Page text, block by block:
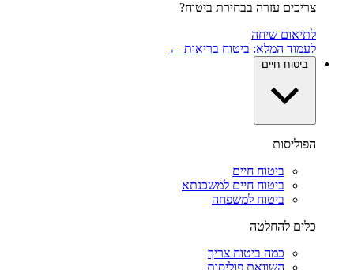
צריכים עזרה בבחירת ביטוח?
לתיאום שיחה
לעמוד המלא: ביטוח בריאות ←
ביטוח חיים
הפוליסות
ביטוח חיים
ביטוח חיים למשכנתא
ביטוח למשפחה
כלים להחלטה
כמה ביטוח צריך
השוואת פוליסות